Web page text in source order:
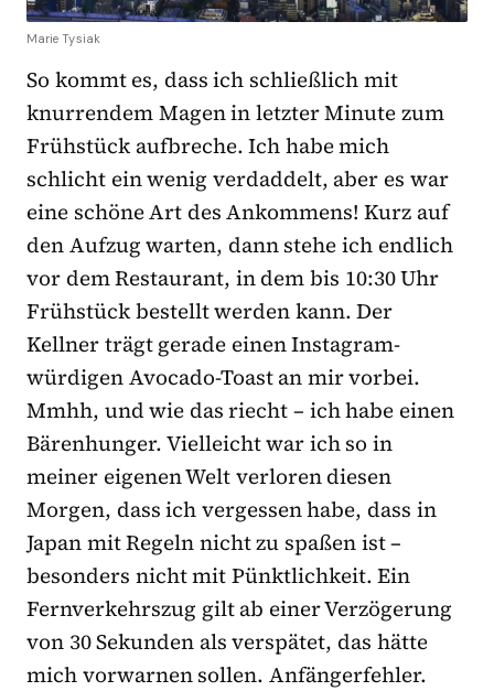
Marie Tysiak
So kommt es, dass ich schließlich mit
knurrendem Magen in letzter Minute zum
Frühstück aufbreche. Ich habe mich
schlicht ein wenig verdaddelt, aber es war
eine schöne Art des Ankommens! Kurz auf
den Aufzug warten, dann stehe ich endlich
vor dem Restaurant, in dem bis 10:30 Uhr
Frühstück bestellt werden kann. Der
Kellner trägt gerade einen Instagram-
würdigen Avocado-Toast an mir vorbei.
Mmhh, und wie das riecht – ich habe einen
Bärenhunger. Vielleicht war ich so in
meiner eigenen Welt verloren diesen
Morgen, dass ich vergessen habe, dass in
Japan mit Regeln nicht zu spaßen ist –
besonders nicht mit Pünktlichkeit. Ein
Fernverkehrszug gilt ab einer Verzögerung
von 30 Sekunden als verspätet, das hätte
mich vorwarnen sollen. Anfängerfehler.